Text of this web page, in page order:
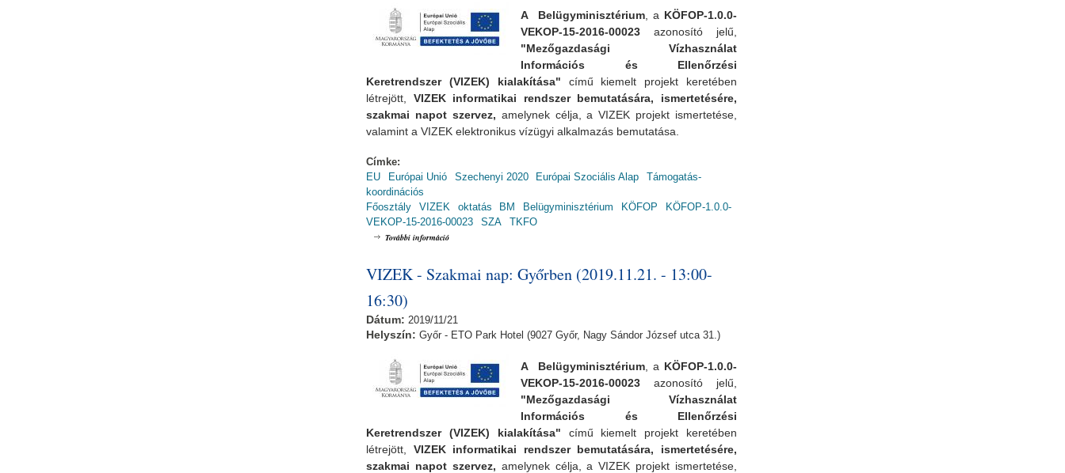
A Belügyminisztérium , a KÖFOP-1.0.0-
VEKOP-15-2016-00023 azonosító jelű,
"Mezőgazdasági Vízhasználat
Információs és Ellenőrzési
Keretrendszer (VIZEK) kialakítása" című kiemelt projekt keretében
létrejött, VIZEK informatikai rendszer bemutatására, ismertetésére,
szakmai napot szervez, amelynek célja, a VIZEK projekt ismertetése,
valamint a VIZEK elektronikus vízügyi alkalmazás bemutatása.
Címke:
EU
Európai Unió Szechenyi 2020 Európai Szociális Alap
Támogatás-
koordinációs
Főosztály
VIZEK oktatás BM Belügyminisztérium KÖFOP
KÖFOP-1.0.0-
VEKOP-15-2016-00023
SZA TKFO
További információ
VIZEK - Szakmai nap: Győrben (2019.11.21. - 13:00-
16:30)
Dátum: 2019/11/21
Helyszín: Győr - ETO Park Hotel (9027 Győr, Nagy Sándor József utca 31.)
A Belügyminisztérium , a KÖFOP-1.0.0-
VEKOP-15-2016-00023 azonosító jelű,
"Mezőgazdasági Vízhasználat
Információs és Ellenőrzési
Keretrendszer (VIZEK) kialakítása" című kiemelt projekt keretében
létrejött, VIZEK informatikai rendszer bemutatására, ismertetésére,
szakmai napot szervez, amelynek célja, a VIZEK projekt ismertetése,